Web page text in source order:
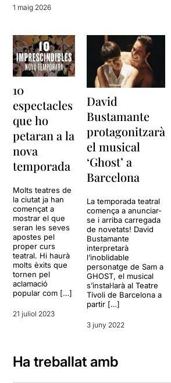
1 maig 2026
10
espectacles
que ho
petaran a la
nova
temporada
Molts teatres de
la ciutat ja han
començat a
mostrar el que
seran les seves
apostes pel
proper curs
teatral. Hi haurà
molts èxits que
tornen pel
aclamació
popular com […]
21 juliol 2023
David
Bustamante
protagonitzarà
el musical
‘Ghost’ a
Barcelona
La temporada teatral
comença a anunciar-
se i arriba carregada
de novetats! David
Bustamante
interpretarà
l’inoblidable
personatge de Sam a
GHOST, el musical
s’instal·larà al Teatre
Tívoli de Barcelona a
partir […]
3 juny 2022
Ha treballat amb